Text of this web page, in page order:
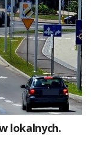
lokalnych.